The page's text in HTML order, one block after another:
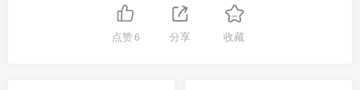
点赞6 分享 收藏